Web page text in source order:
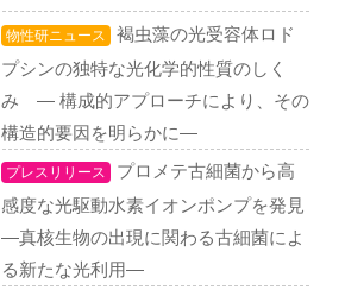
物性研ニュース
褐虫藻の光受容体ロド
プシンの独特な光化学的性質のしく
み — 構成的アプローチにより、その
構造的要因を明らかに—
プレスリリース
プロメテ古細菌から高
感度な光駆動水素イオンポンプを発見
―真核生物の出現に関わる古細菌によ
る新たな光利用―